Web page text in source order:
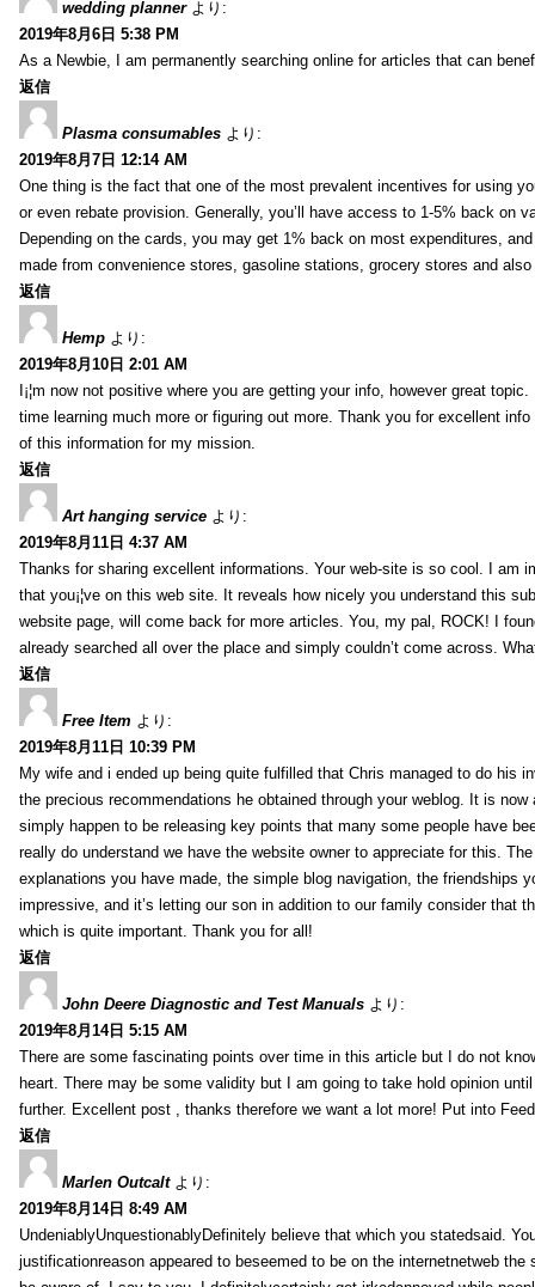
wedding planner より:
2019年8月6日 5:38 PM
As a Newbie, I am permanently searching online for articles that can
返信
Plasma consumables より:
2019年8月7日 12:14 AM
One thing is the fact that one of the most prevalent incentives for using
or even rebate provision. Generally, you’ll have access to 1-5% back on
Depending on the cards, you may get 1% back on most expenditures,
made from convenience stores, gasoline stations, grocery stores and also
返信
Hemp より:
2019年8月10日 2:01 AM
I¡¦m now not positive where you are getting your info, however great
time learning much more or figuring out more. Thank you for excellent
of this information for my mission.
返信
Art hanging service より:
2019年8月11日 4:37 AM
Thanks for sharing excellent informations. Your web-site is so cool. I am
that you¡¦ve on this web site. It reveals how nicely you understand this
website page, will come back for more articles. You, my pal, ROCK! I
already searched all over the place and simply couldn’t come across.
返信
Free Item より:
2019年8月11日 10:39 PM
My wife and i ended up being quite fulfilled that Chris managed to do his
the precious recommendations he obtained through your weblog. It is now
simply happen to be releasing key points that many some people have
really do understand we have the website owner to appreciate for this.
explanations you have made, the simple blog navigation, the friendships
impressive, and it’s letting our son in addition to our family consider that
which is quite important. Thank you for all!
返信
John Deere Diagnostic and Test Manuals より:
2019年8月14日 5:15 AM
There are some fascinating points over time in this article but I do not
heart. There may be some validity but I am going to take hold opinion
further. Excellent post , thanks therefore we want a lot more! Put into
返信
Marlen Outcalt より:
2019年8月14日 8:49 AM
UndeniablyUnquestionablyDefinitely believe that which you statedsaid.
justificationreason appeared to beseemed to be on the internetnetweb